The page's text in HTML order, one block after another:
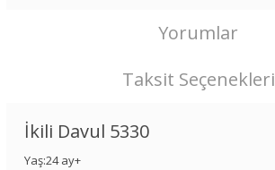
Yorumlar
Taksit Seçenekleri
İkili Davul 5330
Yaş:24 ay+